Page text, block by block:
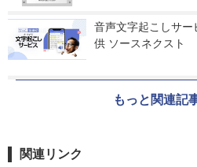
音声文字起こしサ
供 ソースネクスト
もっと関連記
関連リンク